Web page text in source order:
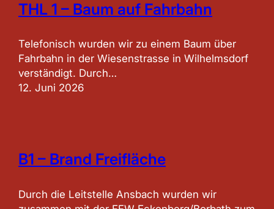
THL 1 – Baum auf Fahrbahn
Telefonisch wurden wir zu einem Baum über
Fahrbahn in der Wiesenstrasse in Wilhelmsdorf
verständigt. Durch…
12. Juni 2026
B1 – Brand Freifläche
Durch die Leitstelle Ansbach wurden wir